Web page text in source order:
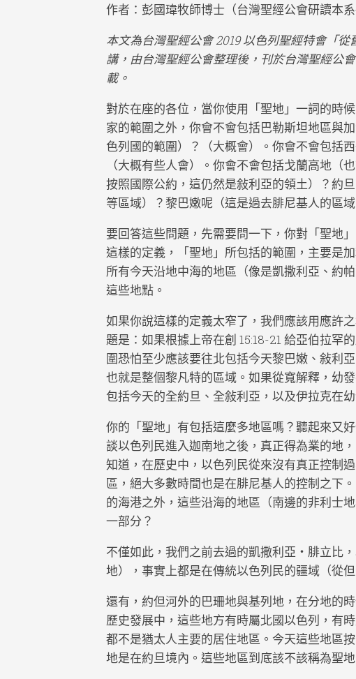
作者：彭國瑋牧師博士（台灣聖經公會研讀本系
本文為台灣聖經公會 2019 以色列聖經特會「
講，由台灣聖經公會整理後，刊於台灣聖經公會
載。
對於在座的各位，當你使用「聖地」一詞的時
家的範圍之外，你會不會包括巴勒斯坦地區與
色列國的範圍）？（大概會）。你會不會包括
（大概有些人會）。你會不會包括戈蘭高地（
按照國際公約，這仍然是敍利亞的領土）？約
等區域）？黎巴嫩呢（這是過去腓尼基人的區
要回答這些問題，先需要問一下，你對「聖地
這樣的定義，「聖地」所包括的範圍，主要是
所有今天沿地中海的地區（像是凱撒利亞、約
這些地點。
如果你說這樣的定義太窄了，我們應該用應許
題是：如果根據上帝在創 15:18-21 給亞伯拉罕
圍恐怕至少應該要往北包括今天黎巴嫩、敍利
也就是整個黎凡特的區域。如果從寬解釋，幼
包括今天的全約旦、全敍利亞，以及伊拉克在
你的「聖地」有包括這麼多地區嗎？聽起來又
談以色列民進入迦南地之後，真正得為業的地
知道，在歷史中，以色列民從來沒有真正控制
區，絕大多數時間也是在腓尼基人的控制之下
的海港之外，這些沿海的地區（南邊的非利士
一部分？
不僅如此，我們之前去過的凱撒利亞・腓立比
地），事實上都是在傳統以色列民的疆域（從
還有，約但河外的巴珊地與基列地，在分地的
歷史發展中，這些地方有時屬北國以色列，有
都不是猶太人主要的居住地區。今天這些地區
地是在約旦境內。這些地區到底該不該稱為聖地